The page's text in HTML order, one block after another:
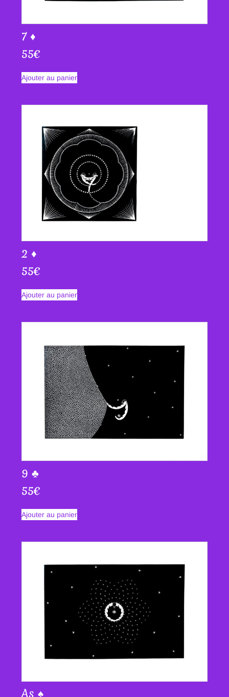
7 ♦
55€
Ajouter au panier
2 ♦
55€
Ajouter au panier
9 ♣
55€
Ajouter au panier
As ♠